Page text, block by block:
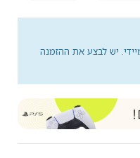
יש לבצע את ההזמנה